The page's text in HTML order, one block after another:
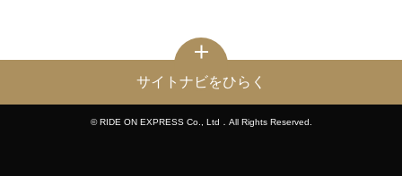
サイトナビをひらく
© RIDE ON EXPRESS Co., Ltd．All Rights Reserved.